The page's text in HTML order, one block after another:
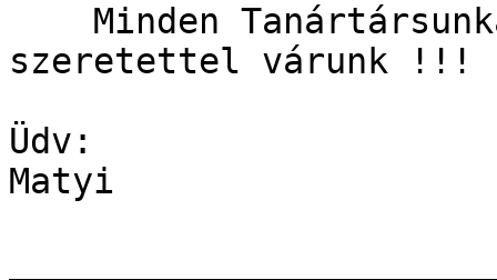
Minden
szeretettel várunk !!!
Üdv:
Matyi